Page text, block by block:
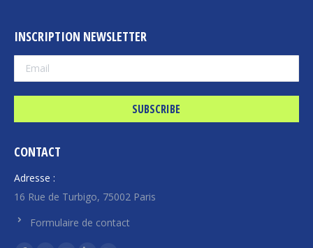
INSCRIPTION NEWSLETTER
CONTACT
Adresse :
16 Rue de Turbigo, 75002 Paris
Formulaire de contact